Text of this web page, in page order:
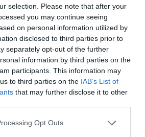
selection. Please note that after your
you may continue seeing
on personal information utilized by
disclosed to third parties prior to
separately opt-out of the further
information by third parties on the
participants. This information may
to third parties on the IAB’s List of
that may further disclose it to other
Opt Outs
renovacím
Majitelé rodinných domů, kteří
se chystají na rekonstrukci,
získali od letošního května
nový nástroj, který jim má
pomoci vyhnout se zbytečným
investicím. Ministerstvo životního
systém renovačních pasů, které mají
modernizace domu a usnadnit cestu k